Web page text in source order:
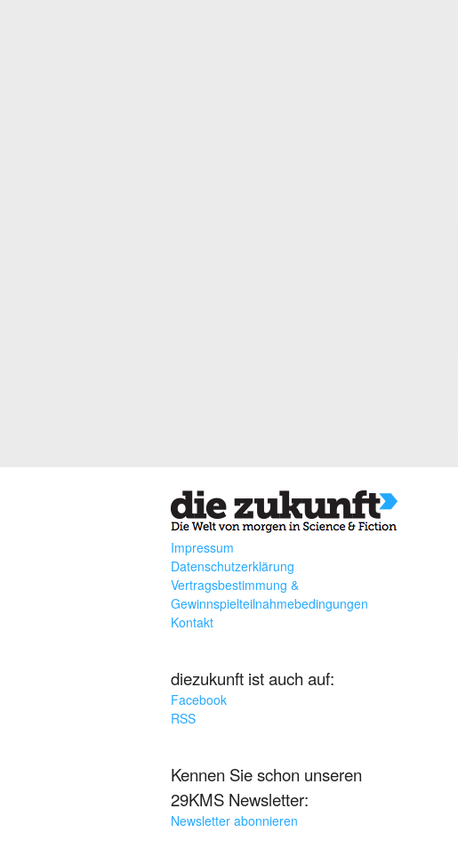
Impressum
Datenschutzerklärung
Vertragsbestimmung &
Gewinnspielteilnahmebedingungen
Kontakt
diezukunft ist auch auf:
Facebook
RSS
Kennen Sie schon unseren
29KMS Newsletter:
Newsletter abonnieren